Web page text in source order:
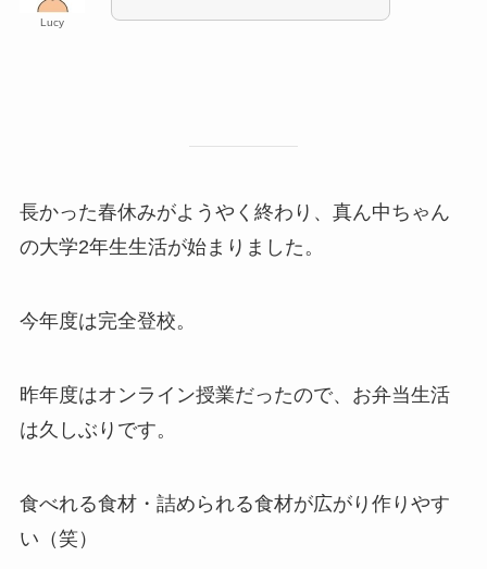
Lucy
長かった春休みがようやく終わり、真ん中ちゃん
の大学2年生生活が始まりました。
今年度は完全登校。
昨年度はオンライン授業だったので、お弁当生活
は久しぶりです。
食べれる食材・詰められる食材が広がり作りやす
い（笑）